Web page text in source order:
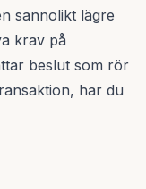
sannolikt lägre
krav på
beslut som rör
har du